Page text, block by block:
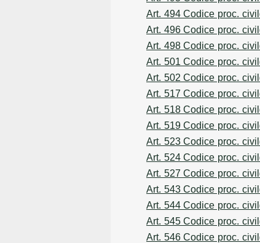
Art. 494 Codice proc.
Art. 496 Codice proc.
Art. 498 Codice proc.
Art. 501 Codice proc.
Art. 502 Codice proc.
Art. 517 Codice proc.
Art. 518 Codice proc.
Art. 519 Codice proc.
Art. 523 Codice proc.
Art. 524 Codice proc.
Art. 527 Codice proc.
Art. 543 Codice proc.
Art. 544 Codice proc.
Art. 545 Codice proc.
Art. 546 Codice proc.